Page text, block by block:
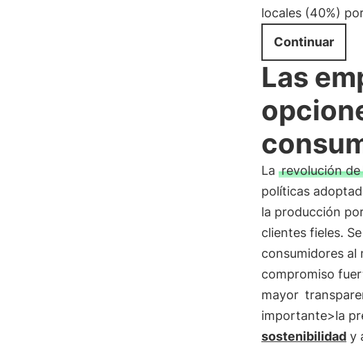
locales (40%)
Continuar
Las
La revolución
políticas
la producción
clientes fieles.
consumidores al
compromiso
mayor
importante>la
sostenibilidady